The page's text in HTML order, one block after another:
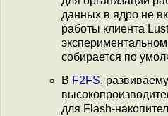
данных в ядро не
работы клиента
собирается по
В F2FS,
для Flash-